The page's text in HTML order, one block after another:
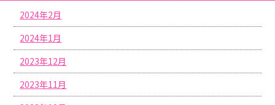
2024年2月
2024年1月
2023年12月
2023年11月